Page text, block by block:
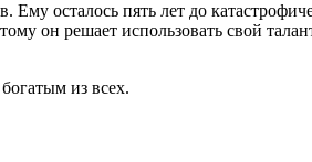
осталось пять лет до
он решает использовать свой
из всех.